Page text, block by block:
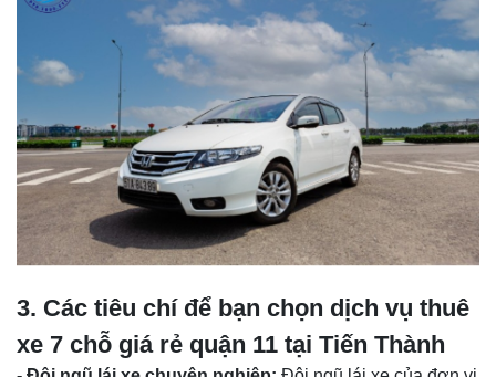
3. Các tiêu chí để bạn chọn dịch vụ thuê
xe 7 chỗ giá rẻ quận 11 tại Tiến Thành